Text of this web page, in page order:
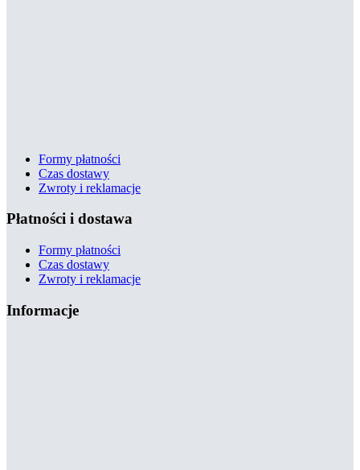
Formy płatności
Czas dostawy
Zwroty i reklamacje
Płatności i dostawa
Formy płatności
Czas dostawy
Zwroty i reklamacje
Informacje